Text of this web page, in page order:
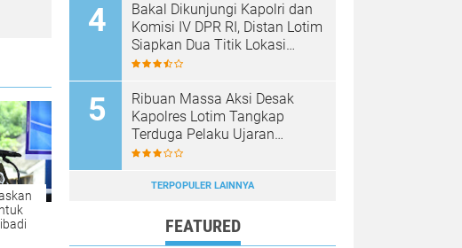
Bakal Dikunjungi Kapolri dan
Komisi IV DPR RI, Distan Lotim
Siapkan Dua Titik Lokasi
Panen Raya Bawang Putih
Ribuan Massa Aksi Desak
Kapolres Lotim Tangkap
Terduga Pelaku Ujaran
Kebencian Terhadap Bupati di
TERPOPULER LAINNYA
FEATURED